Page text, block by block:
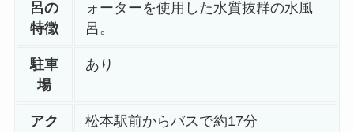
呂の
特徴
ォーターを使用した水質抜群の水風
呂。
駐車
場
あり
アク
松本駅前からバスで約17分